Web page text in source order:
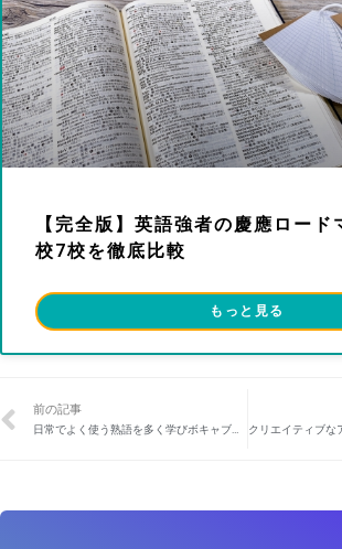
【完全版】英語強者の慶應ロード
校7校を徹底比較
もっと見る
前の記事
日常でよく使う熟語を多く学びボキャブラリーが増えました